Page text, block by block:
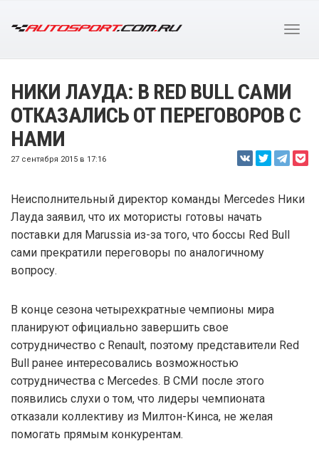
НИКИ ЛАУДА: В RED BULL САМИ
ОТКАЗАЛИСЬ ОТ ПЕРЕГОВОРОВ С
НАМИ
27 сентября 2015 в 17:16
Неисполнительный директор команды Mercedes Ники
Лауда заявил, что их мотористы готовы начать
поставки для Marussia из-за того, что боссы Red Bull
сами прекратили переговоры по аналогичному
вопросу.
В конце сезона четырехкратные чемпионы мира
планируют официально завершить свое
сотрудничество с Renault, поэтому представители Red
Bull ранее интересовались возможностью
сотрудничества с Mercedes. В СМИ после этого
появились слухи о том, что лидеры чемпионата
отказали коллективу из Милтон-Кинса, не желая
помогать прямым конкурентам.